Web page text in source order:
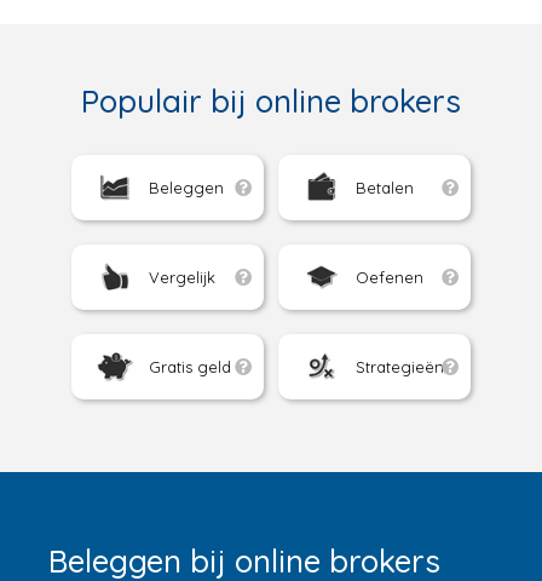
Populair bij online brokers
Beleggen Betalen
Vergelijk Oefenen
Gratis geld Strategieën
Beleggen bij online brokers